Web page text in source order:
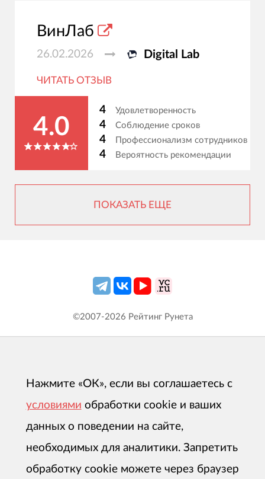
ВинЛаб
26.02.2026 Digital Lab
ЧИТАТЬ ОТЗЫВ
4.0
4 Удовлетворенность
4 Соблюдение сроков
4 Профессионализм сотрудников
4 Вероятность рекомендации
ПОКАЗАТЬ ЕЩЕ
©2007-2026 Рейтинг Рунета
Нажмите «ОК», если вы соглашаетесь с
условиями обработки cookie и ваших
данных о поведении на сайте,
необходимых для аналитики. Запретить
обработку cookie можете через браузер